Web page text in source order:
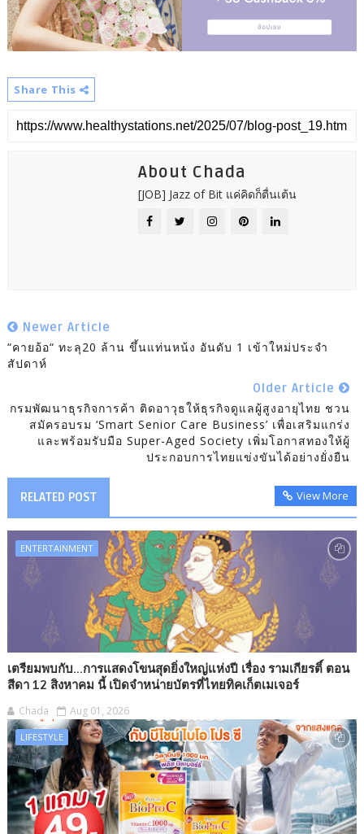
Share This
About Chada
[JOB] Jazz of Bit แค่คิดก็ตื่นเต้น
Newer Article
“คายอ้อ“ ทะลุ20 ล้าน ขึ้นแท่นหน้ง อันดับ 1 เข้าใหม่ประจำ
สัปดาห์
Older Article
กรมพัฒนาธุรกิจการค้า ติดอาวุธให้ธุรกิจดูแลผู้สูงอายุไทย ชวน
สมัครอบรม ‘Smart Senior Care Business’ เพื่อเสริมแกร่ง
และพร้อมรับมือ Super-Aged Society เพิ่มโอกาสทองให้ผู้
ประกอบการไทยแข่งขันได้อย่างยั่งยืน
RELATED POST View More
ENTERTAINMENT
เตรียมพบกับ...การแสดงโขนสุดยิ่งใหญ่แห่งปี เรื่อง รามเกียรติ์ ตอน
สีดา 12 สิงหาคม นี้ เปิดจำหน่ายบัตรที่ไทยทิคเก็ตเมเจอร์
Chada Aug 01, 2026
LIFESTYLE